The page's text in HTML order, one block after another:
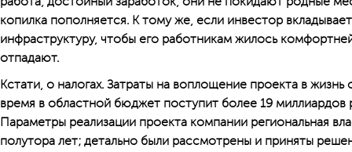
копилка пополняется. К тому же, если инвестор
инфраструктуру, чтобы его работникам жилось
отпадают.
Кстати, о налогах. Затраты на воплощение проекта в жизнь
время в областной бюджет поступит более 19 миллиардов
Параметры реализации проекта компании региональная
полутора лет; детально были рассмотрены и приняты